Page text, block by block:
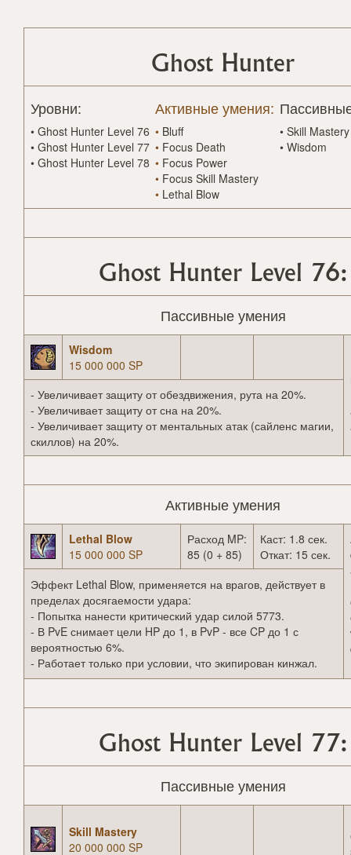
Ghost Hunter
Уровни:
• Ghost Hunter Level 76
• Ghost Hunter Level 77
• Ghost Hunter Level 78
Активные умения:
• Bluff
• Focus Death
• Focus Power
• Focus Skill Mastery
• Lethal Blow
• Skill Mastery
• Wisdom
Ghost Hunter Level 76:
Пассивные умения
Wisdom
15 000 000 SP
- Увеличивает защиту от обездвижения, рута на 20%.
- Увеличивает защиту от сна на 20%.
- Увеличивает защиту от ментальных атак (сайленс магии,
скиллов) на 20%.
Активные умения
Lethal Blow
15 000 000 SP
Расход MP:
85 (0 + 85)
Каст: 1.8 сек.
Откат: 15 сек.
Эффект Lethal Blow, применяется на врагов, действует в
пределах досягаемости удара:
- Попытка нанести критический удар силой 5773.
- В PvE снимает цели HP до 1, в PvP - все CP до 1 с
вероятностью 6%.
- Работает только при условии, что экипирован кинжал.
Ghost Hunter Level 77:
Пассивные умения
Skill Mastery
20 000 000 SP